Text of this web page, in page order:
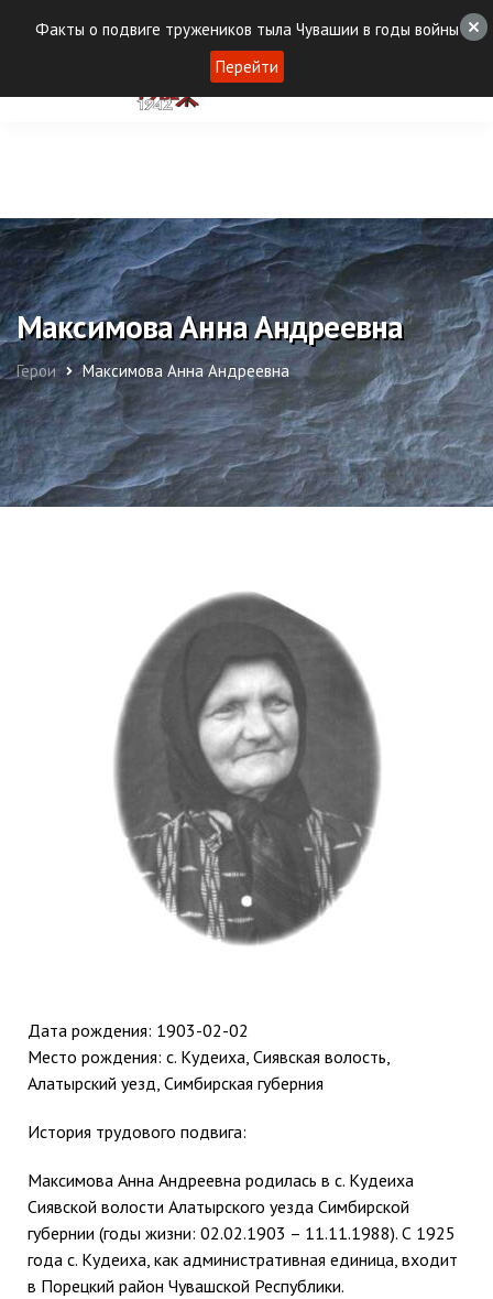
Максимова Анна Андреевна
Герои Максимова Анна Андреевна
Дата рождения: 1903-02-02
Место рождения: с. Кудеиха, Сиявская волость,
Алатырский уезд, Симбирская губерния
История трудового подвига:
Максимова Анна Андреевна родилась в с. Кудеиха
Сиявской волости Алатырского уезда Симбирской
губернии (годы жизни: 02.02.1903 – 11.11.1988). С 1925
года с. Кудеиха, как административная единица, входит
в Порецкий район Чувашской Республики.
Факты о подвиге тружеников тыла Чувашии в годы войны
Перейти